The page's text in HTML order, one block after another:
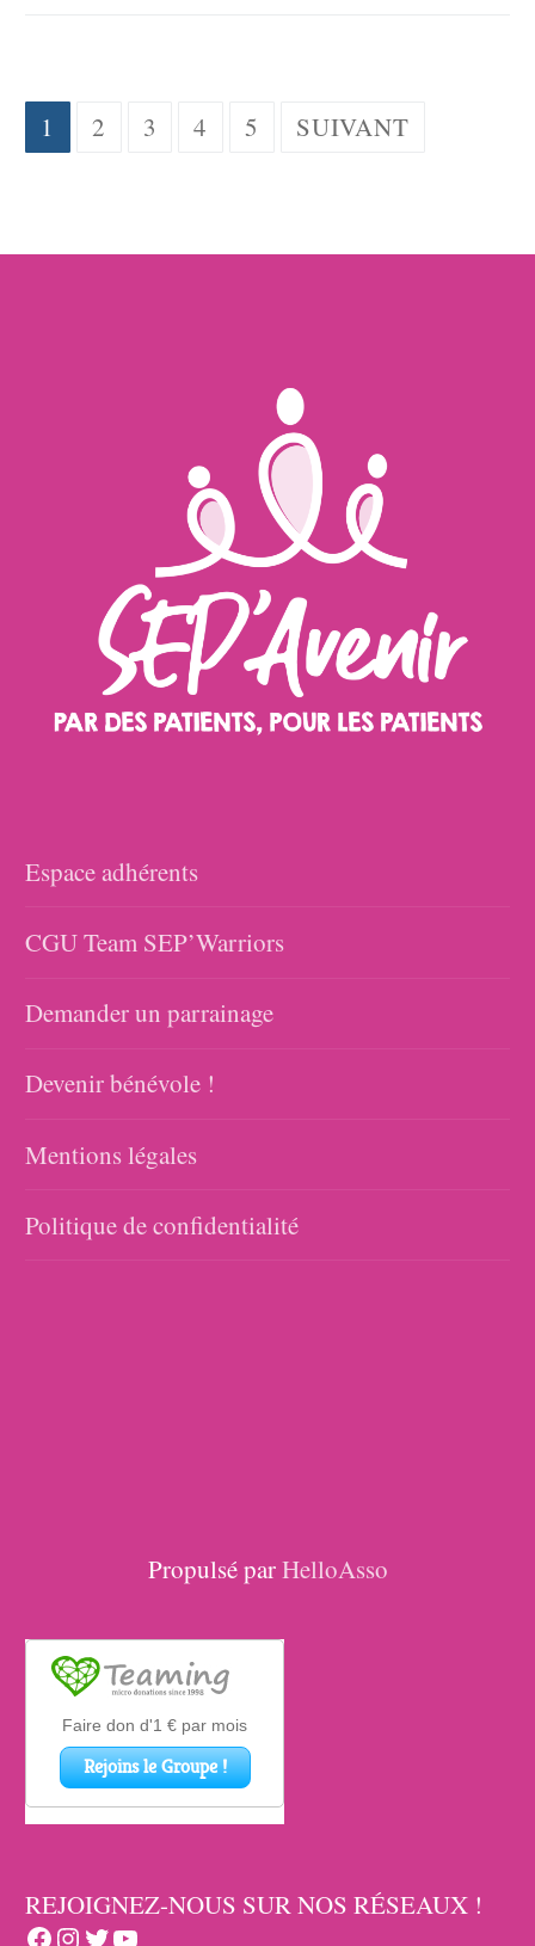
Pagination
1 2 3 4 5 SUIVANT
Espace adhérents
CGU Team SEP’Warriors
Demander un parrainage
Devenir bénévole !
Mentions légales
Politique de confidentialité
Propulsé parHelloAsso
REJOIGNEZ-NOUS SUR NOS RÉSEAUX !
Facebook
Instagram
TwitterYouTube